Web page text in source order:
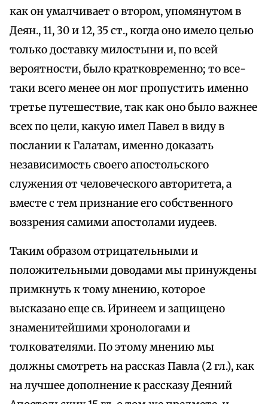
как он умалчивает о втором, упомянутом в
Деян., 11, 30 и 12, 35 ст., когда оно имело целью
только доставку милостыни и, по всей
вероятности, было кратковременно; то все-
таки всего менее он мог пропустить именно
третье путешествие, так как оно было важнее
всех по цели, какую имел Павел в виду в
послании к Галатам, именно доказать
независимость своего апостольского
служения от человеческого авторитета, а
вместе с тем признание его собственного
воззрения самими апостолами иудеев.
Таким образом отрицательными и
положительными доводами мы принуждены
примкнуть к тому мнению, которое
высказано еще св. Иринеем и защищено
знаменитейшими хронологами и
толкователями. По этому мнению мы
должны смотреть на рассказ Павла (2 гл.), как
на лучшее дополнение к рассказу Деяний